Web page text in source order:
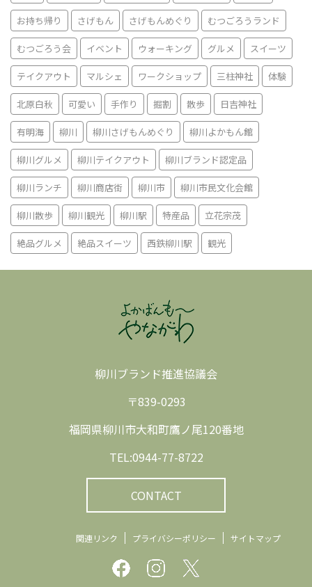
お持ち帰り さげもん さげもんめぐり むつごろうランド
むつごろう会 イベント ウォーキング グルメ スイーツ
テイクアウト マルシェ ワークショップ 三柱神社 体験
北原白秋 可愛い 手作り 掘割 散歩 日吉神社
有明海 柳川 柳川さげもんめぐり 柳川よかもん館
柳川グルメ 柳川テイクアウト 柳川ブランド認定品
柳川ランチ 柳川商店街 柳川市 柳川市民文化会館
柳川散歩 柳川観光 柳川駅 特産品 立花宗茂
絶品グルメ 絶品スイーツ 西鉄柳川駅 観光
柳川ブランド推進協議会
〒839-0293
福岡県柳川市大和町鷹ノ尾120番地
TEL:0944-77-8722
CONTACT
関連リンク プライバシーポリシー サイトマップ